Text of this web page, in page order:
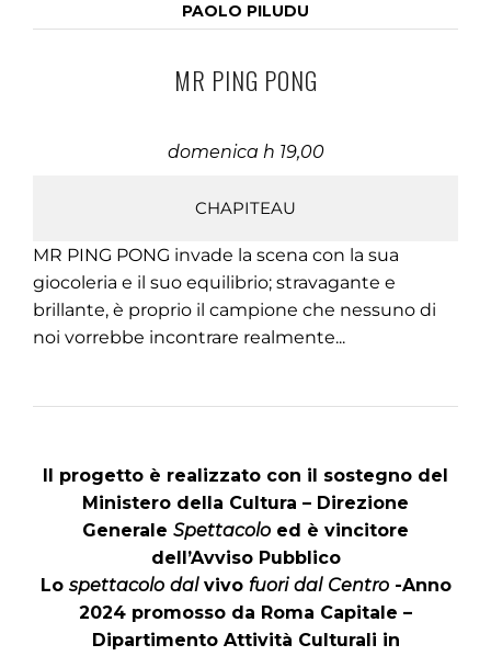
PAOLO PILUDU
MR PING PONG
domenica h 19,00
CHAPITEAU
MR PING PONG invade la scena con la sua
giocoleria e il suo equilibrio; stravagante e
brillante, è proprio il campione che nessuno di
noi vorrebbe incontrare realmente...
Il progetto è realizzato con il sostegno del
Ministero della Cultura – Direzione
Generale Spettacolo ed è vincitore
dell’Avviso Pubblico
Lo spettacolo dalvivo fuori dal Centro-Anno
2024 promosso da Roma Capitale –
Dipartimento Attività Culturali in